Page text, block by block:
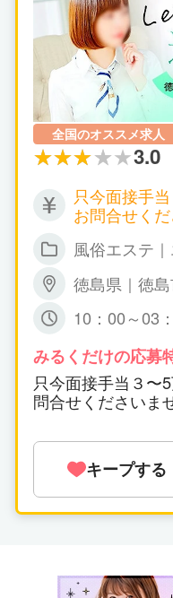
全国のオススメ求人
3.0
只今面接手
お問合せくださいませ
風俗エステ
徳島県｜徳
10：00～03
すょ☆ 特に、
みるくだけの応募
只今面接手当３〜
問合せくださいま
キープする